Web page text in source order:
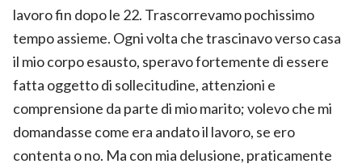
lavoro fin dopo le 22. Trascorrevamo pochissimo
tempo assieme. Ogni volta che trascinavo verso casa
il mio corpo esausto, speravo fortemente di essere
fatta oggetto di sollecitudine, attenzioni e
comprensione da parte di mio marito; volevo che mi
domandasse come era andato il lavoro, se ero
contenta o no. Ma con mia delusione, praticamente